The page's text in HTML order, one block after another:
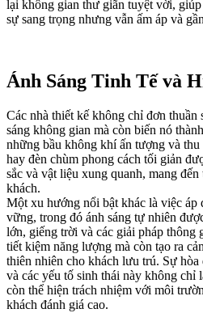
lại không gian thư giãn tuyệt vời,
sự sang trọng nhưng vẫn ấm áp và
Ánh Sáng Tinh Tế và
Các nhà thiết kế không chỉ đơn thuần
sáng không gian mà còn biến nó
những bầu không khí ấn tượng và
hay đèn chùm phong cách tối giản
sắc và vật liệu xung quanh, mang
khách.
Một xu hướng nổi bật khác là việc áp
vững, trong đó ánh sáng tự nhiên
lớn, giếng trời và các giải pháp
tiết kiệm năng lượng mà còn tạo ra
thiên nhiên cho khách lưu trú. Sự
và các yếu tố sinh thái này không chỉ
còn thể hiện trách nhiệm với môi
khách đánh giá cao.